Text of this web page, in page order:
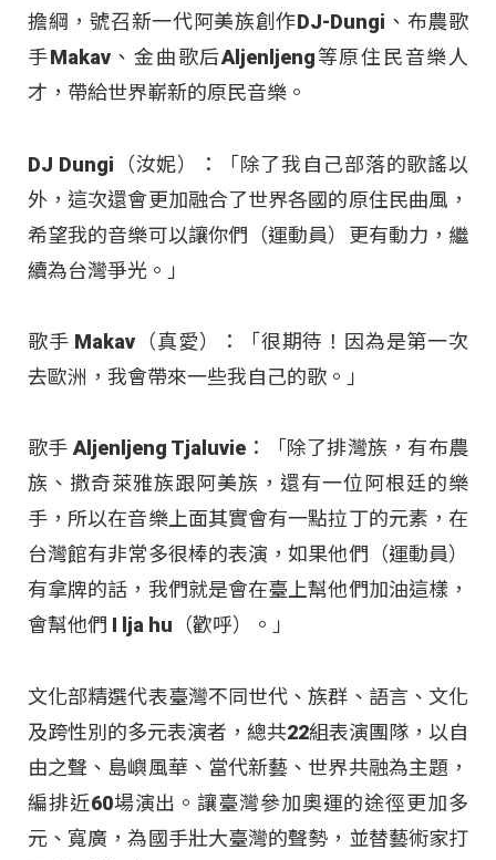
擔綱，號召新一代阿美族創作DJ-Dungi、布農歌
手Makav、金曲歌后Aljenljeng等原住民音樂人
才，帶給世界嶄新的原民音樂。
DJ Dungi（汝妮）：「除了我自己部落的歌謠以
外，這次還會更加融合了世界各國的原住民曲風，
希望我的音樂可以讓你們（運動員）更有動力，繼
續為台灣爭光。」
歌手 Makav（真愛）：「很期待！因為是第一次
去歐洲，我會帶來一些我自己的歌。」
歌手 Aljenljeng Tjaluvie：「除了排灣族，有布農
族、撒奇萊雅族跟阿美族，還有一位阿根廷的樂
手，所以在音樂上面其實會有一點拉丁的元素，在
台灣館有非常多很棒的表演，如果他們（運動員）
有拿牌的話，我們就是會在臺上幫他們加油這樣，
會幫他們 I lja hu（歡呼）。」
文化部精選代表臺灣不同世代、族群、語言、文化
及跨性別的多元表演者，總共22組表演團隊，以自
由之聲、島嶼風華、當代新藝、世界共融為主題，
編排近60場演出。讓臺灣參加奧運的途徑更加多
元、寬廣，為國手壯大臺灣的聲勢，並替藝術家打